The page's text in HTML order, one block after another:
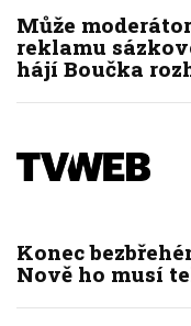
Může
reklamu
hájí Boučka
Konec
Nově ho musí